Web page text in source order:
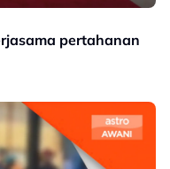
pertahanan